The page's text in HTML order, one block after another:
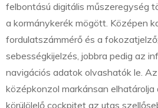
felbontású digitális műszeregység
a kormánykerék mögött. Középen
fordulatszámmérő és a
sebességkijelzés, jobbra pedig az
navigációs adatok olvashatók le.
középkonzol markánsan
körülölelő cockpitet az utas